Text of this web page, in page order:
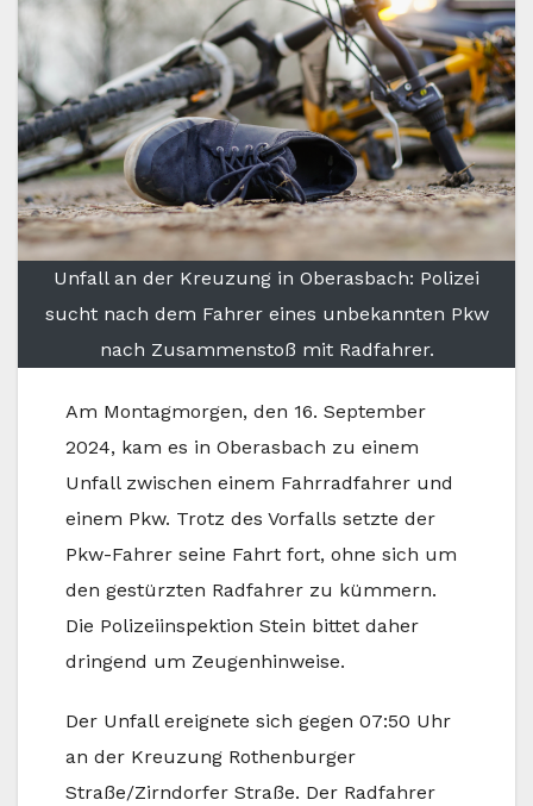
Unfall an der Kreuzung in Oberasbach: Polizei
sucht nach dem Fahrer eines unbekannten Pkw
nach Zusammenstoß mit Radfahrer.
Am Montagmorgen, den 16. September
2024, kam es in Oberasbach zu einem
Unfall zwischen einem Fahrradfahrer und
einem Pkw. Trotz des Vorfalls setzte der
Pkw-Fahrer seine Fahrt fort, ohne sich um
den gestürzten Radfahrer zu kümmern.
Die Polizeiinspektion Stein bittet daher
dringend um Zeugenhinweise.
Der Unfall ereignete sich gegen 07:50 Uhr
an der Kreuzung Rothenburger
Straße/Zirndorfer Straße. Der Radfahrer